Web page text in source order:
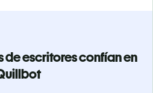
de escritores confían en